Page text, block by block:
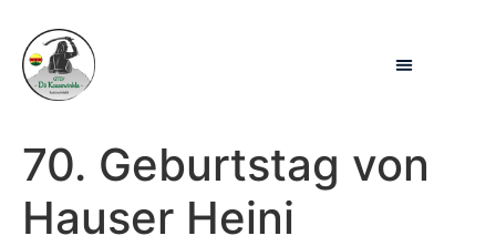
70. Geburtstag von
Hauser Heini